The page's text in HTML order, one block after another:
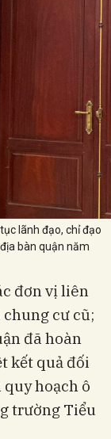
lãnh đạo, chỉ đạo
bàn quận năm
đơn vị liên
cư cũ;
đã hoàn
kết quả đối
hoạch ô
trường Tiểu